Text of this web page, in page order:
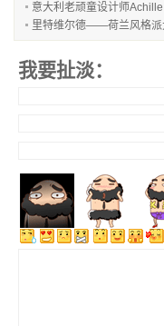
意大利老顽童设计师
里特维尔德——荷兰风格派
我要扯淡：